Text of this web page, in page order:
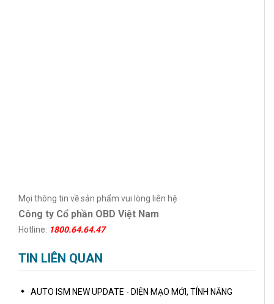
Mọi thông tin về sản phẩm vui lòng liên hệ
Công ty Cổ phần OBD Việt Nam
Hotline: 1800.64.64.47
TIN LIÊN QUAN
AUTO ISM NEW UPDATE - DIỆN MẠO MỚI, TÍNH NĂNG